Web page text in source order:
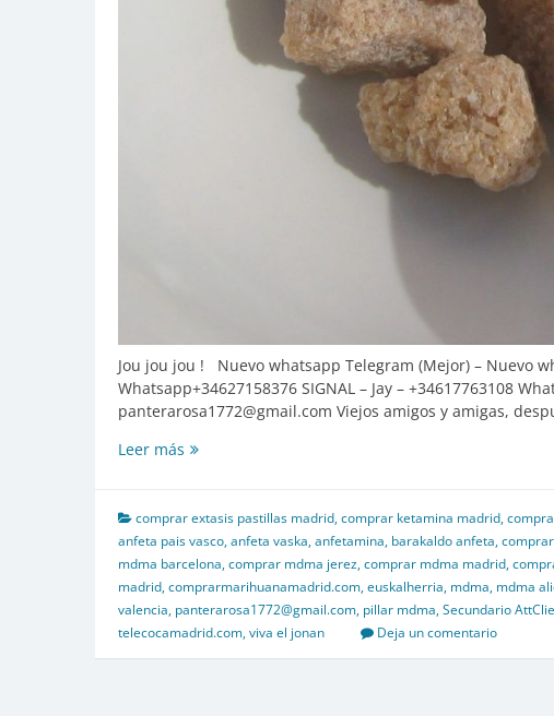
Jou jou jou ! Nuevo whatsapp Telegram (Mejor) – Nuevo
Whatsapp+34627158376 SIGNAL – Jay – +34617763108
panterarosa1772@gmail.com Viejos amigos y amigas,
Leer más Bienvenidos
–
panterarosa1772@gmail.com
–
Nuevo
whatsapp
signal
(Mejor)
comprar extasis pastillas madrid,comprar ketamina madrid,
anfeta pais vasco,anfeta vaska,anfetamina, barakaldo anfeta,
mdma barcelona,comprar mdma jerez,comprar mdma madrid,
madrid,comprarmarihuanamadrid.com,euskalherria, mdma, mdma
valencia, panterarosa1772@gmail.com, pillar mdma,Secundario
telecocamadrid.com,viva el jonan Deja un comentario